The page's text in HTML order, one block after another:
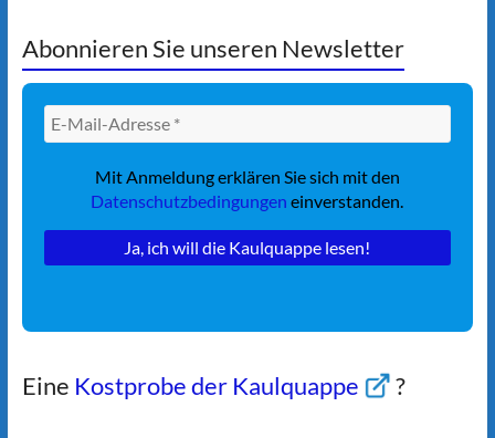
Abonnieren Sie unseren Newsletter
Mit Anmeldung erklären Sie sich mit den
Datenschutzbedingungeneinverstanden.
Eine Kostprobe der Kaulquappe ?